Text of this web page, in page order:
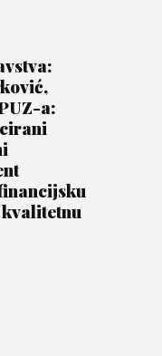
a: